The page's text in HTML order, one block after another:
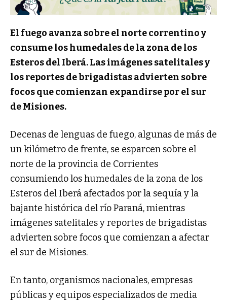
El fuego avanza sobre el norte correntino y
consume los humedales de la zona de los
Esteros del Iberá. Las imágenes satelitales y
los reportes de brigadistas advierten sobre
focos que comienzan expandirse por el sur
de Misiones.
Decenas de lenguas de fuego, algunas de más de
un kilómetro de frente, se esparcen sobre el
norte de la provincia de Corrientes
consumiendo los humedales de la zona de los
Esteros del Iberá afectados por la sequía y la
bajante histórica del río Paraná, mientras
imágenes satelitales y reportes de brigadistas
advierten sobre focos que comienzan a afectar
el sur de Misiones.
En tanto, organismos nacionales, empresas
públicas y equipos especializados de media